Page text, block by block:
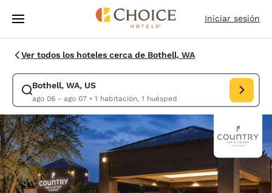
Pasar A Contenido Principal
Iniciar sesión
Ver todos los hoteles cerca de Bothell, WA
Bothell, WA, US
ago 06 - ago 07• 1 habitación, 1 huésped
Modificar la búsqueda de Bothell, WA, US. Fecha de check-in ago 06,